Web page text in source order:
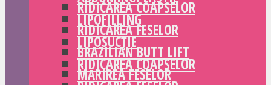
RIDICAREA COAPSELOR
RIDICAREA FESELOR
BRAZILIAN BUTT LIFT
MĂRIREA FESELOR
LIPOFILLING
LIPOSUCȚIE
RIDICAREA COAPSELOR